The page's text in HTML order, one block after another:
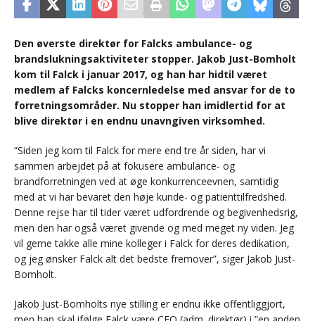
Den øverste direktør for Falcks ambulance- og
brandslukningsaktiviteter stopper. Jakob Just-Bomholt
kom til Falck i januar 2017, og han har hidtil været
medlem af Falcks koncernledelse med ansvar for de to
forretningsområder. Nu stopper han imidlertid for at
blive direktør i en endnu unavngiven virksomhed.
“Siden jeg kom til Falck for mere end tre år siden, har vi
sammen arbejdet på at fokusere ambulance- og
brandforretningen ved at øge konkurrenceevnen, samtidig
med at vi har bevaret den høje kunde- og patienttilfredshed.
Denne rejse har til tider været udfordrende og begivenhedsrig,
men den har også været givende og med meget ny viden. Jeg
vil gerne takke alle mine kolleger i Falck for deres dedikation,
og jeg ønsker Falck alt det bedste fremover”, siger Jakob Just-
Bomholt.
Jakob Just-Bomholts nye stilling er endnu ikke offentliggjort,